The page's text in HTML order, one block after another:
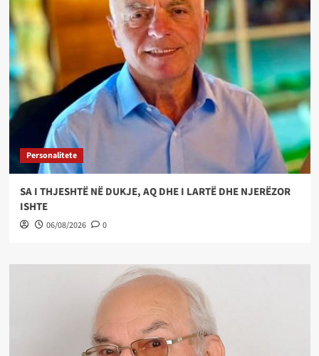
Personalitete
SA I THJESHTË NË DUKJE, AQ DHE I LARTË DHE NJERËZOR
ISHTE
06/08/2026 0